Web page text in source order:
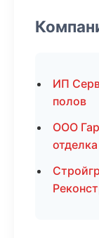
ИП
полов
ООО
отделка